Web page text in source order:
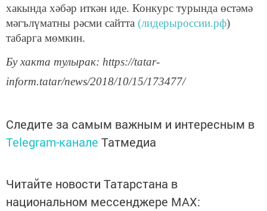
хакында хәбәр иткән иде. Конкурс турында өстәмә
мәгълүматны рәсми сайтта (лидерыроссии.рф)
табарга мөмкин.
Бу хакта тулырак: https://tatar-
inform.tatar/news/2018/10/15/173477/
Следите за самым важным и интересным в
Telegram-канале Татмедиа
Читайте новости Татарстана в
национальном мессенджере MАХ: